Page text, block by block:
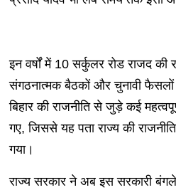
इन वर्षों में 10 सर्कुलर रोड राजद की
संगठनात्मक बैठकों और चुनावी फैसलों
बिहार की राजनीति से जुड़े कई
गए, जिससे यह पता राज्य की
गया।
राज्य सरकार ने अब इस सरकारी